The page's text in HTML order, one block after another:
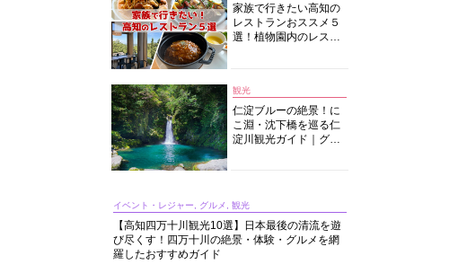
家族で行きたい高知の
レストランおススメ５
選！植物園内のレスト
観光
仁淀ブルーの絶景！に
こ淵・沈下橋を巡る仁
淀川観光ガイド｜グル
イベント・レジャー, グルメ, 観光
【高知四万十川観光10選】日本最後の清流を遊
び尽くす！四万十川の絶景・体験・グルメを網
羅したおすすめガイド